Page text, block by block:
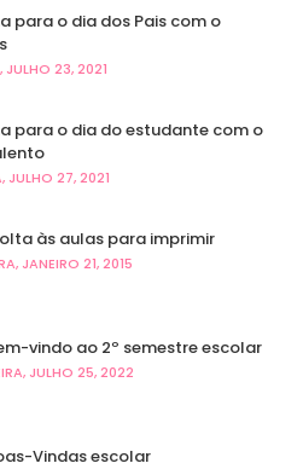
para o dia dos Pais com o
JULHO 23, 2021
para o dia do estudante com o
JULHO 27, 2021
às aulas para imprimir
JANEIRO 21, 2015
vindo ao 2º semestre escolar
JULHO 25, 2022
Vindas escolar